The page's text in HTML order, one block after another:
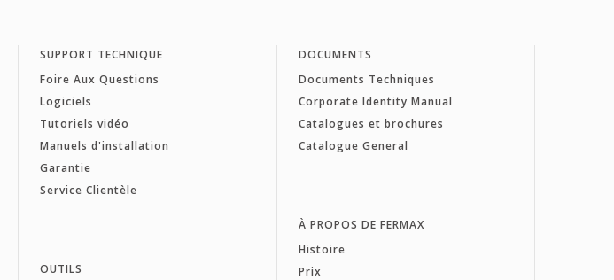
SUPPORT TECHNIQUE
Foire Aux Questions
Logiciels
Tutoriels vidéo
Manuels d'installation
Garantie
Service Clientèle
OUTILS
DOCUMENTS
Documents Techniques
Corporate Identity Manual
Catalogues et brochures
Catalogue General
À PROPOS DE FERMAX
Histoire
Prix